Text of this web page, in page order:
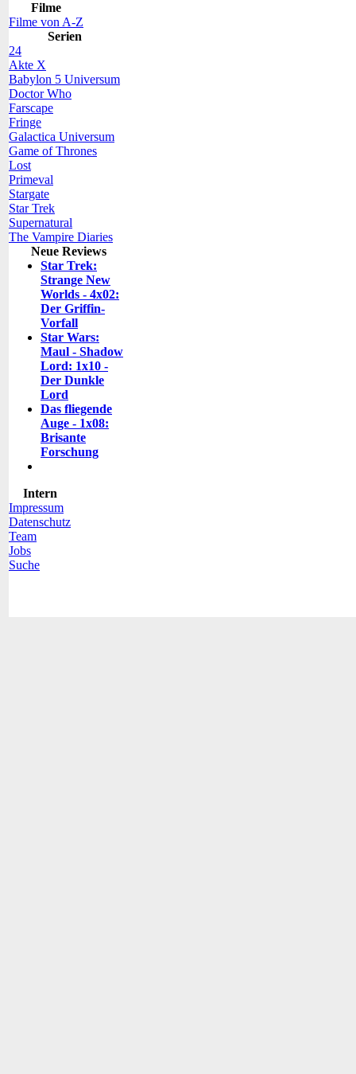
Filme
Filme von A-Z
Serien
24
Akte X
Babylon 5 Universum
Doctor Who
Farscape
Fringe
Galactica Universum
Game of Thrones
Lost
Primeval
Stargate
Star Trek
Supernatural
The Vampire Diaries
Neue Reviews
Star Trek:
Strange New
Worlds - 4x02:
Der Griffin-
Vorfall
Star Wars:
Maul - Shadow
Lord: 1x10 -
Der Dunkle
Lord
Das fliegende
Auge - 1x08:
Brisante
Forschung
Intern
Impressum
Datenschutz
Team
Jobs
Suche